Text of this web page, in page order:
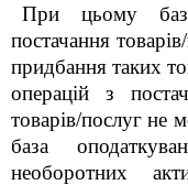
При цьому
постачання
придбання таких
операцій з
товарів/послуг не
база
необоротних